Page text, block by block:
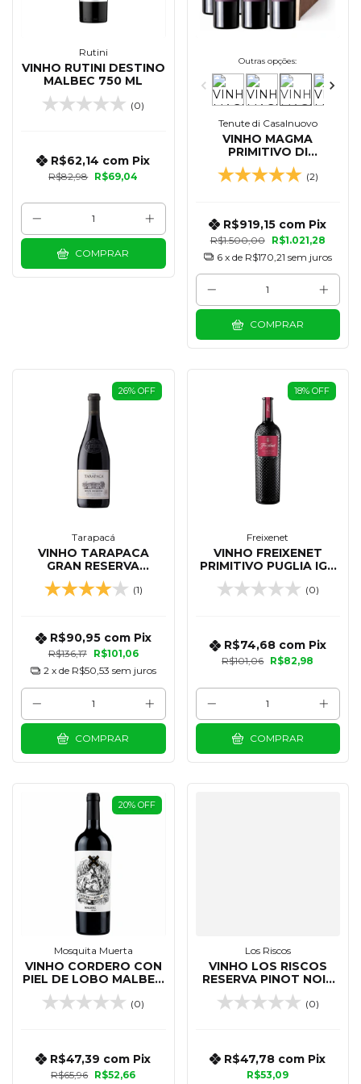
Rutini
VINHO RUTINI DESTINO
MALBEC 750 ML
(0)
R$82,98 R$69,04
R$62,14 com Pix
COMPRAR
Outras opções:
Tenute di Casalnuovo
VINHO MAGMA
PRIMITIVO DI
MANDURIA DOP 750
ML - KIT 06 UN CAIXA
(2)
R$1.500,00 R$1.021,28
R$919,15 com Pix
6 x de R$170,21 sem juros
COMPRAR
26% OFF
Tarapacá
VINHO TARAPACA
GRAN RESERVA
CABERNET SAUVIGNON
750 ML
(1)
R$136,17 R$101,06
R$90,95 com Pix
2 x de R$50,53 sem juros
COMPRAR
18% OFF
Freixenet
VINHO FREIXENET
PRIMITIVO PUGLIA IGP
750 ML
(0)
R$101,06 R$82,98
R$74,68 com Pix
COMPRAR
20% OFF
Mosquita Muerta
VINHO CORDERO CON
PIEL DE LOBO MALBEC
750 ML
(0)
R$65,96 R$52,66
R$47,39 com Pix
Los Riscos
VINHO LOS RISCOS
RESERVA PINOT NOIR
750 ML
(0)
R$53,09
R$47,78 com Pix